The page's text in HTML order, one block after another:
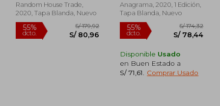
Random House Trade,
2020, Tapa Blanda, Nuevo
Anagrama, 2020, 1 Edición,
Tapa Blanda, Nuevo
Disponible Usado
en Buen Estado a
S/ 71,61
Comprar Usado